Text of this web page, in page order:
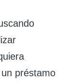
préstamo